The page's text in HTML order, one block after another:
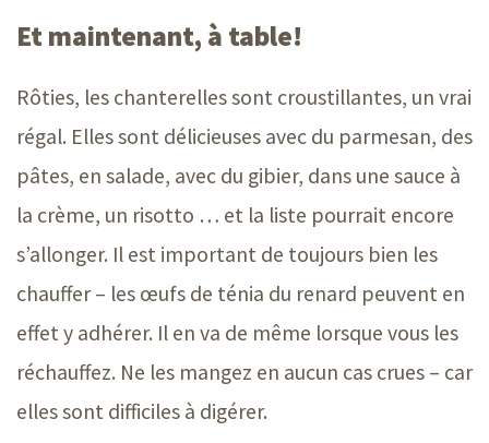
Et maintenant, à table!
Rôties, les chanterelles sont croustillantes, un vrai
régal. Elles sont délicieuses avec du parmesan, des
pâtes, en salade, avec du gibier, dans une sauce à
la crème, un risotto … et la liste pourrait encore
s’allonger. Il est important de toujours bien les
chauffer – les œufs de ténia du renard peuvent en
effet y adhérer. Il en va de même lorsque vous les
réchauffez. Ne les mangez en aucun cas crues – car
elles sont difficiles à digérer.